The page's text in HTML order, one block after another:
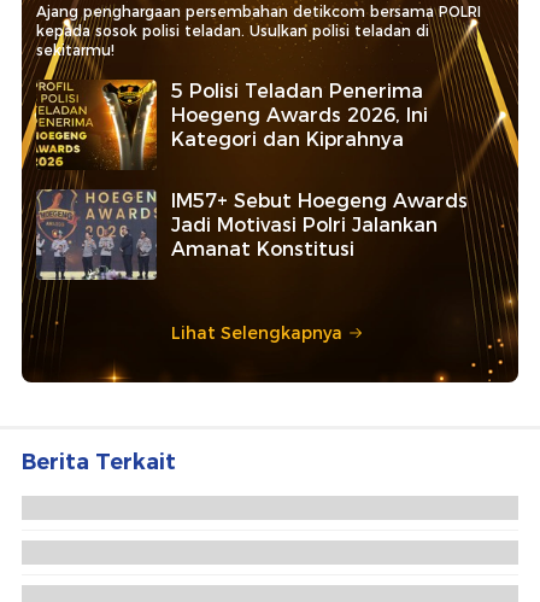
Ajang penghargaan persembahan detikcom bersama POLRI
kepada sosok polisi teladan. Usulkan polisi teladan di
sekitarmu!
5 Polisi Teladan Penerima
Hoegeng Awards 2026, Ini
Kategori dan Kiprahnya
IM57+ Sebut Hoegeng Awards
Jadi Motivasi Polri Jalankan
Amanat Konstitusi
Lihat Selengkapnya
Berita Terkait